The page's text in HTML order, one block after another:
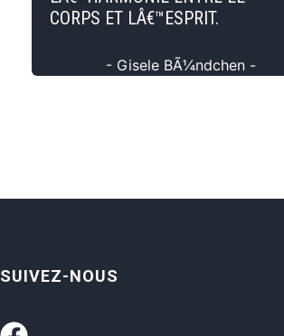
CORPS ET LÂ€™ESPRIT.
- Gisele BÃ¼ndchen -
SUIVEZ-NOUS